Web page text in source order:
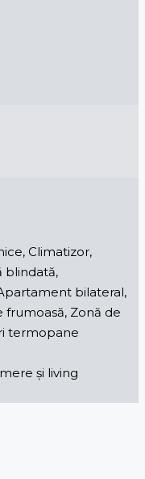
Climatizor,
blindată,
bilateral,
frumoasă, Zonă de
termopane
și living